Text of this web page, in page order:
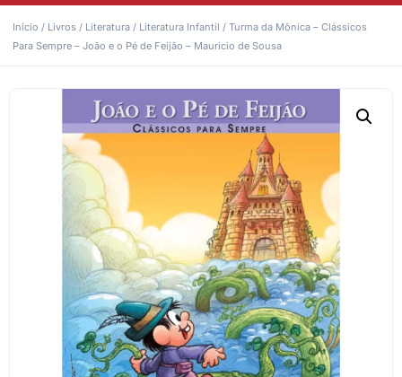
Início / Livros / Literatura / Literatura Infantil / Turma da Mônica – Clássicos
Para Sempre – João e o Pé de Feijão – Mauricio de Sousa